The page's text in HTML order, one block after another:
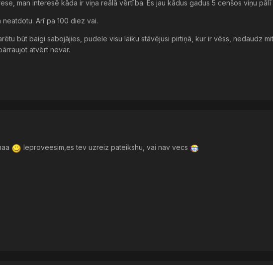
man interesē kāda ir viņa reālā vērtība. Es jau kādus gadus 5 cenšos viņu
Arī pa 100 diez vai.
būt baigi sabojājies, pudele visu laiku stāvējusi pirtiņā, kur ir vēss, nedaudz
atvērt nevar.
Ieproveesim,es tev uzreiz pateikshu, vai nav vecs